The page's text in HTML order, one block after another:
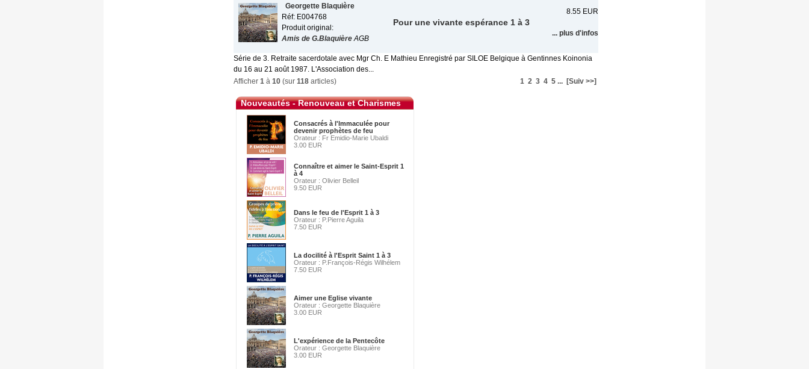
Georgette Blaquière
Réf: E004768
Produit original:
Amis de G.BlaquièreAGB
Pour une vivante espérance 1 à 3
8.55 EUR
... plus d'infos
Série de 3. Retraite sacerdotale avec Mgr Ch. E Mathieu Enregistré par SILOE Belgique à Gentinnes Koinonia
du 16 au 21 août 1987. L'Association des...
Afficher 1 à 10 (sur 118 articles) 1 2 3 4 5 ... [Suiv >>]
Nouveautés - Renouveau et Charismes
Consacrés à l'Immaculée pour
devenir prophètes de feu
Orateur : Fr Emidio-Marie Ubaldi
3.00 EUR
Connaître et aimer le Saint-Esprit 1
à 4
Orateur : Olivier Belleil
9.50 EUR
Dans le feu de l'Esprit 1 à 3
Orateur : P.Pierre Aguila
7.50 EUR
La docilité à l'Esprit Saint 1 à 3
Orateur : P.François-Régis Wilhélem
7.50 EUR
Aimer une Eglise vivante
Orateur : Georgette Blaquière
3.00 EUR
L'expérience de la Pentecôte
Orateur : Georgette Blaquière
3.00 EUR